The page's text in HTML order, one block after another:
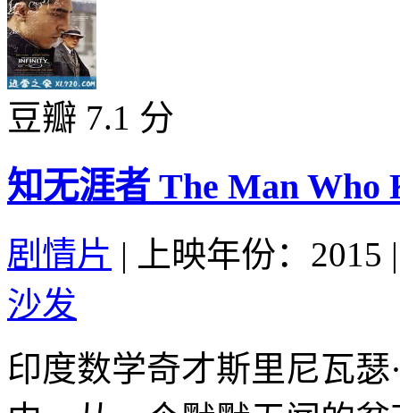
豆瓣 7.1 分
知无涯者 The Man Who
剧情片 | 上映年份：2015 |
沙发
印度数学奇才斯里尼瓦